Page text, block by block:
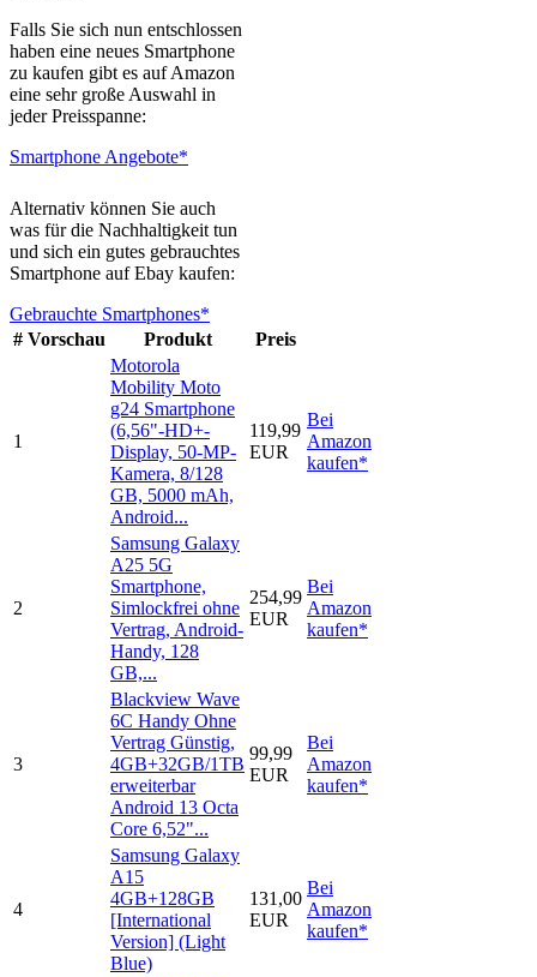
Falls Sie sich nun entschlossen
haben eine neues Smartphone
zu kaufen gibt es auf Amazon
eine sehr große Auswahl in
jeder Preisspanne:
Smartphone Angebote*
Alternativ können Sie auch
was für die Nachhaltigkeit tun
und sich ein gutes gebrauchtes
Smartphone auf Ebay kaufen:
Gebrauchte Smartphones*
# Vorschau Produkt Preis
1
Motorola
Mobility Moto
g24 Smartphone
(6,56"-HD+-
Display, 50-MP-
Kamera, 8/128
GB, 5000 mAh,
Android...
119,99
EUR
Bei
Amazon
kaufen*
2
Samsung Galaxy
A25 5G
Smartphone,
Simlockfrei ohne
Vertrag, Android-
Handy, 128
GB,...
254,99
EUR
Bei
Amazon
kaufen*
3
Blackview Wave
6C Handy Ohne
Vertrag Günstig,
4GB+32GB/1TB
erweiterbar
Android 13 Octa
Core 6,52"...
99,99
EUR
Bei
Amazon
kaufen*
4
Samsung Galaxy
A15
4GB+128GB
[International
Version] (Light
Blue)
131,00
EUR
Bei
Amazon
kaufen*